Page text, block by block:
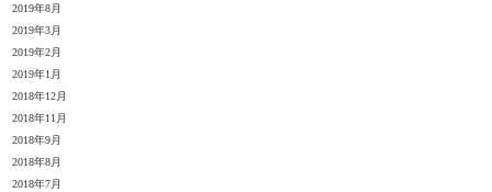
2019年8月
2019年3月
2019年2月
2019年1月
2018年12月
2018年11月
2018年9月
2018年8月
2018年7月